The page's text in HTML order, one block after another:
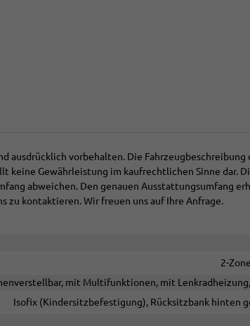
ausdrücklich vorbehalten. Die
keine Gewährleistung im kaufrechtlichen Sinne dar.
abweichen. Den genauen Ausstattungsumfang
zu kontaktieren. Wir freuen uns auf Ihre Anfrage.
2-
mit Multifunktionen, mit
Isofix (Kindersitzbefestigung), Rücksitzbank hinten